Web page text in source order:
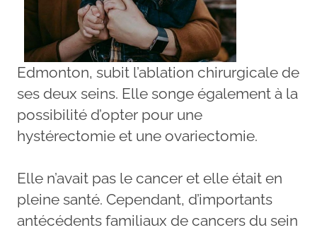
Edmonton, subit l’ablation chirurgicale de
ses deux seins. Elle songe également à la
possibilité d’opter pour une
hystérectomie et une ovariectomie.
Elle n’avait pas le cancer et elle était en
pleine santé. Cependant, d’importants
antécédents familiaux de cancers du sein